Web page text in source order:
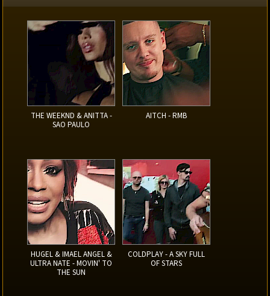
THE WEEKND & ANITTA -
SAO PAULO
AITCH - RMB
HUGEL & IMAEL ANGEL &
ULTRA NATE - MOVIN' TO
THE SUN
COLDPLAY - A SKY FULL
OF STARS